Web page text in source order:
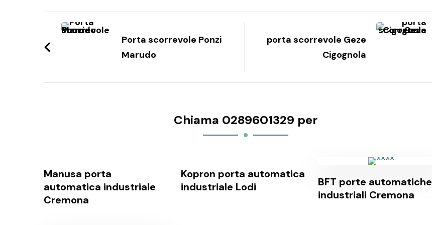
Navigazione
articoli
Porta scorrevole Ponzi
Marudo
porta scorrevole Geze
Cigognola
Chiama 0289601329 per
Manusa porta
automatica industriale
Cremona
Kopron porta automatica
industriale Lodi
BFT porte automatiche
industriali Cremona